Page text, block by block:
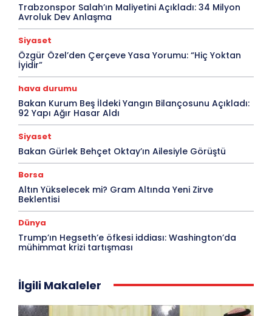
Trabzonspor Salah’ın Maliyetini Açıkladı: 34 Milyon
Avroluk Dev Anlaşma
Siyaset
Özgür Özel’den Çerçeve Yasa Yorumu: “Hiç Yoktan
İyidir”
hava durumu
Bakan Kurum Beş İldeki Yangın Bilançosunu Açıkladı:
92 Yapı Ağır Hasar Aldı
Siyaset
Bakan Gürlek Behçet Oktay’ın Ailesiyle Görüştü
Borsa
Altın Yükselecek mi? Gram Altında Yeni Zirve
Beklentisi
Dünya
Trump’ın Hegseth’e öfkesi iddiası: Washington’da
mühimmat krizi tartışması
İlgili Makaleler